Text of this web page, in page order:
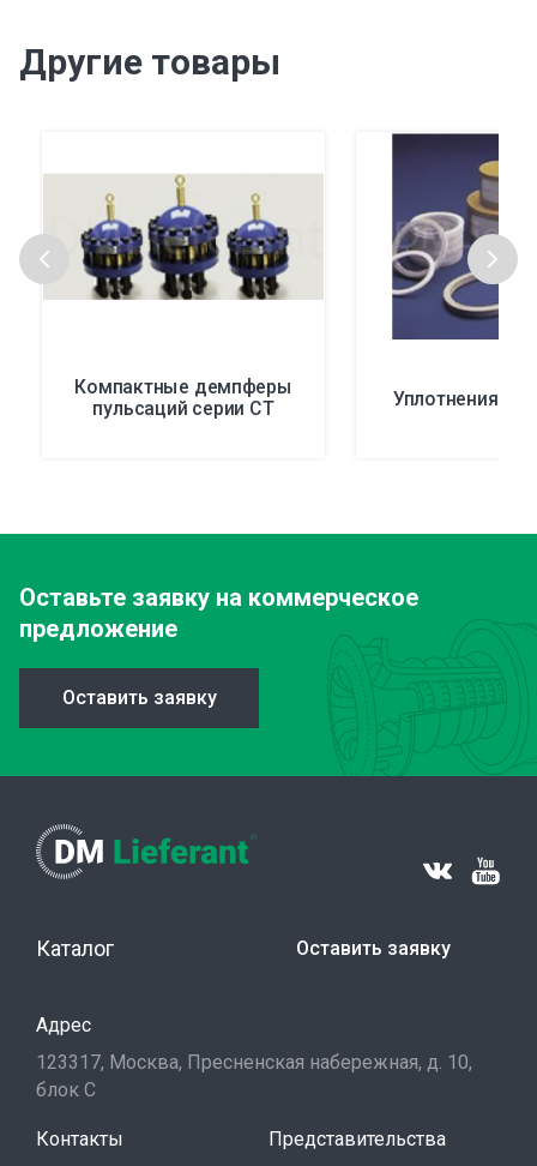
Другие товары
Компактные демпферы
пульсаций серии СТ Уплотнения
Оставьте заявку на коммерческое
предложение
Оставить заявку
Каталог Оставить заявку
Адрес
123317, Москва, Пресненская набережная, д. 10,
блок С
Контакты
Представительства